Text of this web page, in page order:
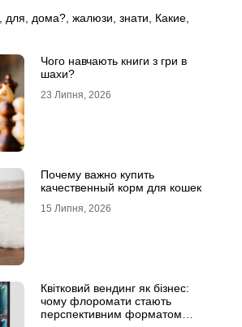
для дома? жалюзи знати Какие
Чого навчають книги з гри в
шахи?
23 Липня, 2026
Почему важно купить
качественный корм для кошек
15 Липня, 2026
Квітковий вендинг як бізнес:
чому флоромати стають
перспективним форматом